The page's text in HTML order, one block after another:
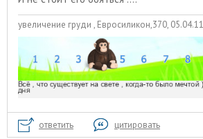
увеличение груди , Евросиликон,370,
ответить цитировать